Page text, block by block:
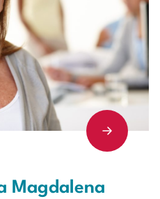
Magdalena